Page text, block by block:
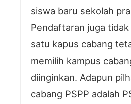
siswa baru sekolah
Pendaftaran juga
satu kapus cabang
memilih kampus
diinginkan. Adapun
cabang PSPP adalah